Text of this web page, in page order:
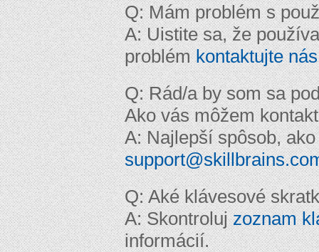
Q: Mám problém s
A: Uistite sa, že
problémkontaktujte nás
Q: Rád/a by som sa
Ako vás môžem
A: Najlepší spôsob,
Q: Aké klávesové
A: Skontrolujzoznam
informácií.